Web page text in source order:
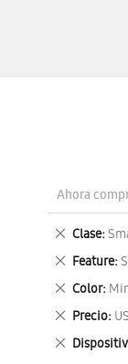
Ahora
Clase
Eliminar
este
artículo
Feature
Eliminar
este
artículo
Color
Eliminar
este
artículo
Precio
Eliminar
este
artículo
Eliminar